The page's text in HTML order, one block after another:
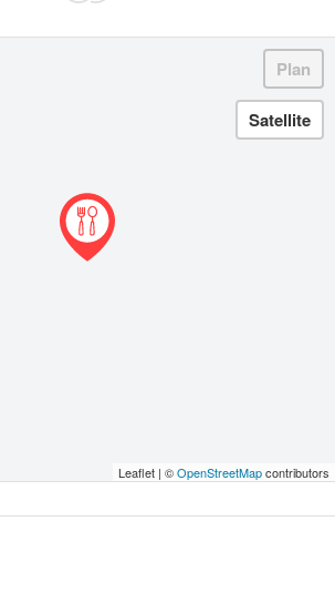
Leaflet | ©OpenStreetMapcontributors